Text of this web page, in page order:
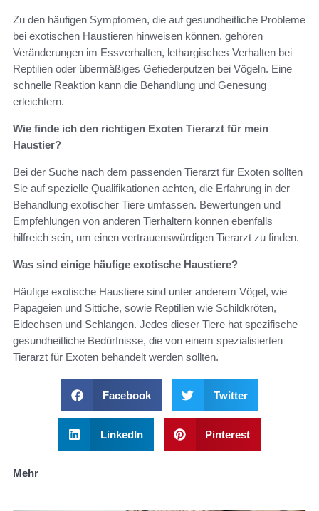
Zu den häufigen Symptomen, die auf gesundheitliche Probleme
bei exotischen Haustieren hinweisen können, gehören
Veränderungen im Essverhalten, lethargisches Verhalten bei
Reptilien oder übermäßiges Gefiederputzen bei Vögeln. Eine
schnelle Reaktion kann die Behandlung und Genesung
erleichtern.
Wie finde ich den richtigen Exoten Tierarzt für mein
Haustier?
Bei der Suche nach dem passenden Tierarzt für Exoten sollten
Sie auf spezielle Qualifikationen achten, die Erfahrung in der
Behandlung exotischer Tiere umfassen. Bewertungen und
Empfehlungen von anderen Tierhaltern können ebenfalls
hilfreich sein, um einen vertrauenswürdigen Tierarzt zu finden.
Was sind einige häufige exotische Haustiere?
Häufige exotische Haustiere sind unter anderem Vögel, wie
Papageien und Sittiche, sowie Reptilien wie Schildkröten,
Eidechsen und Schlangen. Jedes dieser Tiere hat spezifische
gesundheitliche Bedürfnisse, die von einem spezialisierten
Tierarzt für Exoten behandelt werden sollten.
Facebook Twitter
LinkedIn Pinterest
Mehr